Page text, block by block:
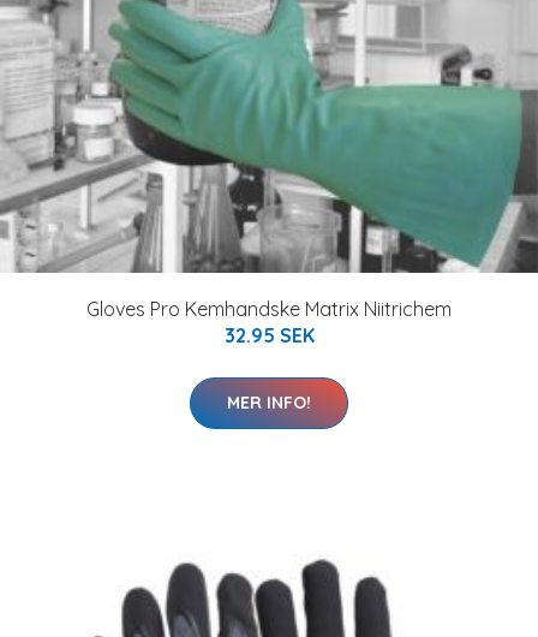
Gloves Pro Kemhandske Matrix Niitrichem
32.95 SEK
MER INFO!